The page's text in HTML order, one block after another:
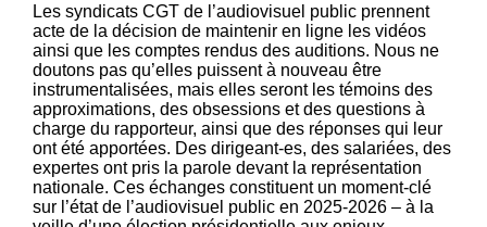
Les syndicats CGT de l’audiovisuel public prennent
acte de la décision de maintenir en ligne les vidéos
ainsi que les comptes rendus des auditions. Nous ne
doutons pas qu’elles puissent à nouveau être
instrumentalisées, mais elles seront les témoins des
approximations, des obsessions et des questions à
charge du rapporteur, ainsi que des réponses qui leur
ont été apportées. Des dirigeant-es, des salariées, des
expertes ont pris la parole devant la représentation
nationale. Ces échanges constituent un moment-clé
sur l’état de l’audiovisuel public en 2025-2026 – à la